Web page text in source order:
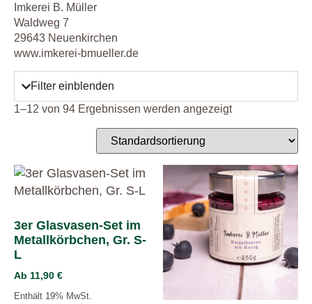
Imkerei B. Müller
Waldweg 7
29643 Neuenkirchen
www.imkerei-bmueller.de
Filter einblenden
1–12 von 94 Ergebnissen werden angezeigt
3er Glasvasen-Set im
Metallkörbchen, Gr. S-
L
Ab 11,90 €
Enthält 19% MwSt.